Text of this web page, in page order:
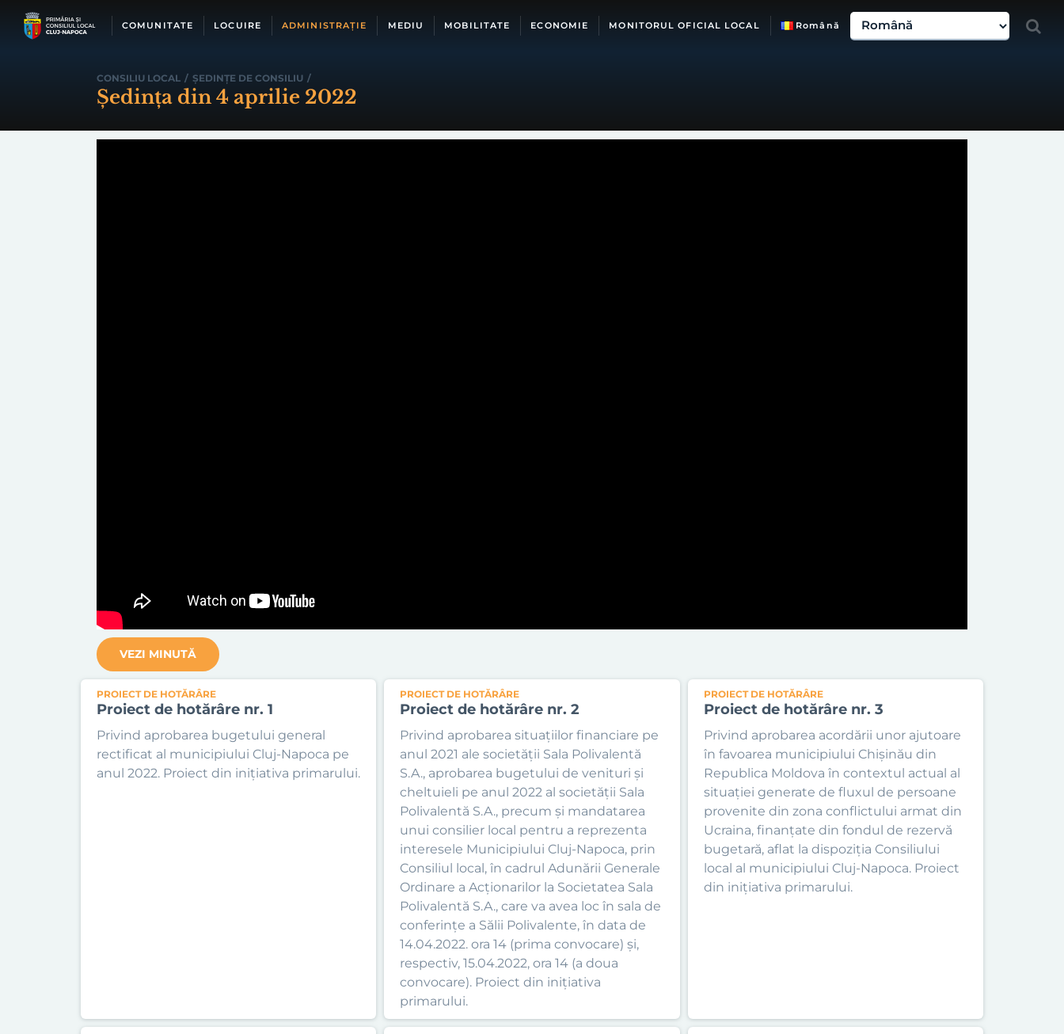
COMUNITATE LOCUIRE ADMINISTRAȚIE MEDIU MOBILITATE ECONOMIE MONITORUL OFICIAL LOCAL Română
CONSILIU LOCAL / ȘEDINȚE DE CONSILIU /
Ședința din 4 aprilie 2022
VEZI MINUTĂ
PROIECT DE HOTĂRÂRE
Proiect de hotărâre nr. 1
Privind aprobarea bugetului general
rectificat al municipiului Cluj-Napoca pe
anul 2022. Proiect din inițiativa primarului.
PROIECT DE HOTĂRÂRE
Proiect de hotărâre nr. 2
Privind aprobarea situațiilor financiare pe
anul 2021 ale societății Sala Polivalentă
S.A., aprobarea bugetului de venituri și
cheltuieli pe anul 2022 al societății Sala
Polivalentă S.A., precum și mandatarea
unui consilier local pentru a reprezenta
interesele Municipiului Cluj-Napoca, prin
Consiliul local, în cadrul Adunării Generale
Ordinare a Acționarilor la Societatea Sala
Polivalentă S.A., care va avea loc în sala de
conferințe a Sălii Polivalente, în data de
14.04.2022. ora 14 (prima convocare) și,
respectiv, 15.04.2022, ora 14 (a doua
convocare). Proiect din inițiativa
primarului.
PROIECT DE HOTĂRÂRE
Proiect de hotărâre nr. 3
Privind aprobarea acordării unor ajutoare
în favoarea municipiului Chișinău din
Republica Moldova în contextul actual al
situației generate de fluxul de persoane
provenite din zona conflictului armat din
Ucraina, finanțate din fondul de rezervă
bugetară, aflat la dispoziția Consiliului
local al municipiului Cluj-Napoca. Proiect
din inițiativa primarului.